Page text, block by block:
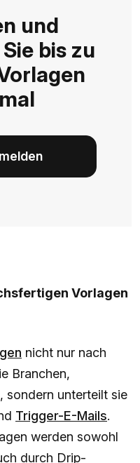
und
bis zu
Vorlagen
nicht nur nach
Branchen,
sondern unterteilt sie
Trigger-E-Mails.
werden sowohl
durch Drip-